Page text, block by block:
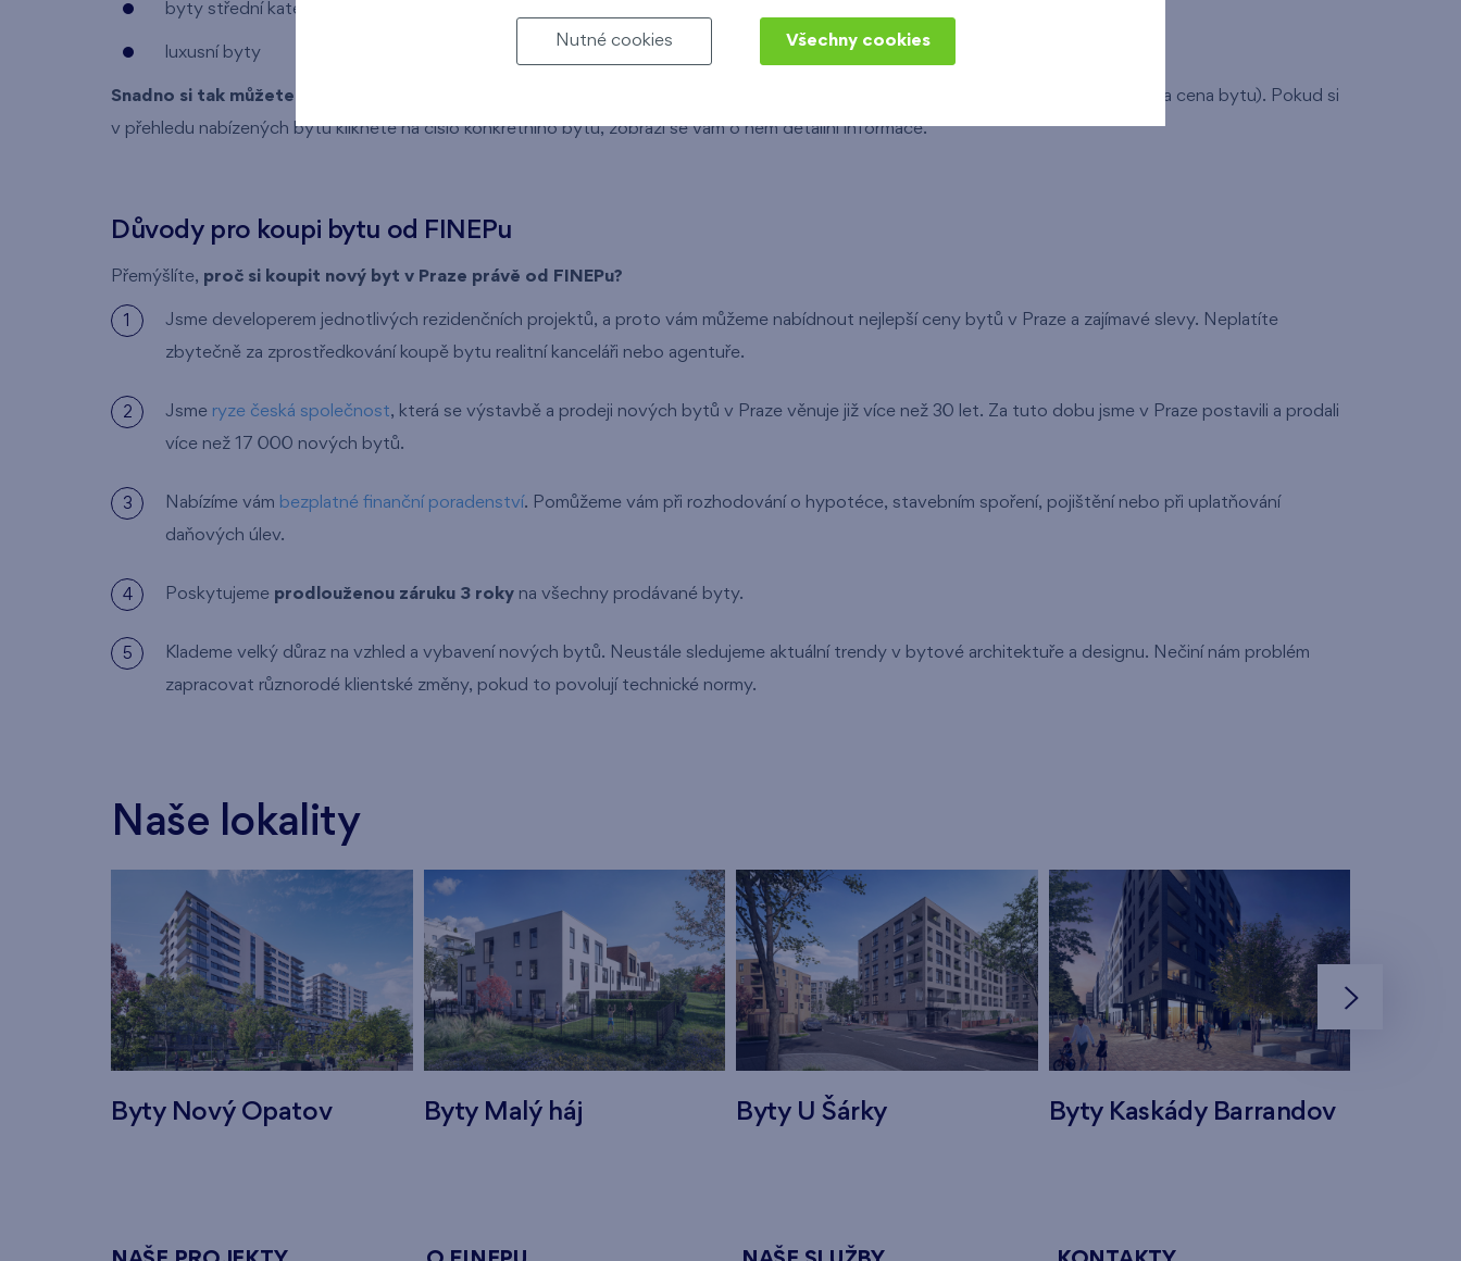
byty střední kategorie
luxusní byty
Snadno si tak můžete vybrat byt, který odpovídá vašim požadavkům
(lokalita, typ vlastnictví bytu, dispozice bytu, plocha bytu a cena bytu). Pokud si
v přehledu nabízených bytů kliknete na číslo konkrétního bytu, zobrazí se vám o něm detailní informace.
Důvody pro koupi bytu od FINEPu
Přemýšlíte, proč si koupit nový byt v Praze právě od FINEPu?
Jsme developerem jednotlivých rezidenčních projektů, a proto vám můžeme nabídnout nejlepší ceny bytů v Praze a zajímavé slevy. Neplatíte
zbytečně za zprostředkování koupě bytu realitní kanceláři nebo agentuře.
Jsme ryze česká společnost, která se výstavbě a prodeji nových bytů v Praze věnuje již více než 30 let. Za tuto dobu jsme v Praze postavili a prodali
více než 17 000 nových bytů.
Nabízíme vám bezplatné finanční poradenství. Pomůžeme vám při rozhodování o hypotéce, stavebním spoření, pojištění nebo při uplatňování
daňových úlev.
Poskytujeme prodlouženou záruku 3 roky na všechny prodávané byty.
Klademe velký důraz na vzhled a vybavení nových bytů. Neustále sledujeme aktuální trendy v bytové architektuře a designu. Nečiní nám problém
zapracovat různorodé klientské změny, pokud to povolují technické normy.
Naše lokality
Byty Nový Opatov Byty Malý háj Byty U Šárky Byty Kaskády Barrandov
Nutné cookies Všechny cookies